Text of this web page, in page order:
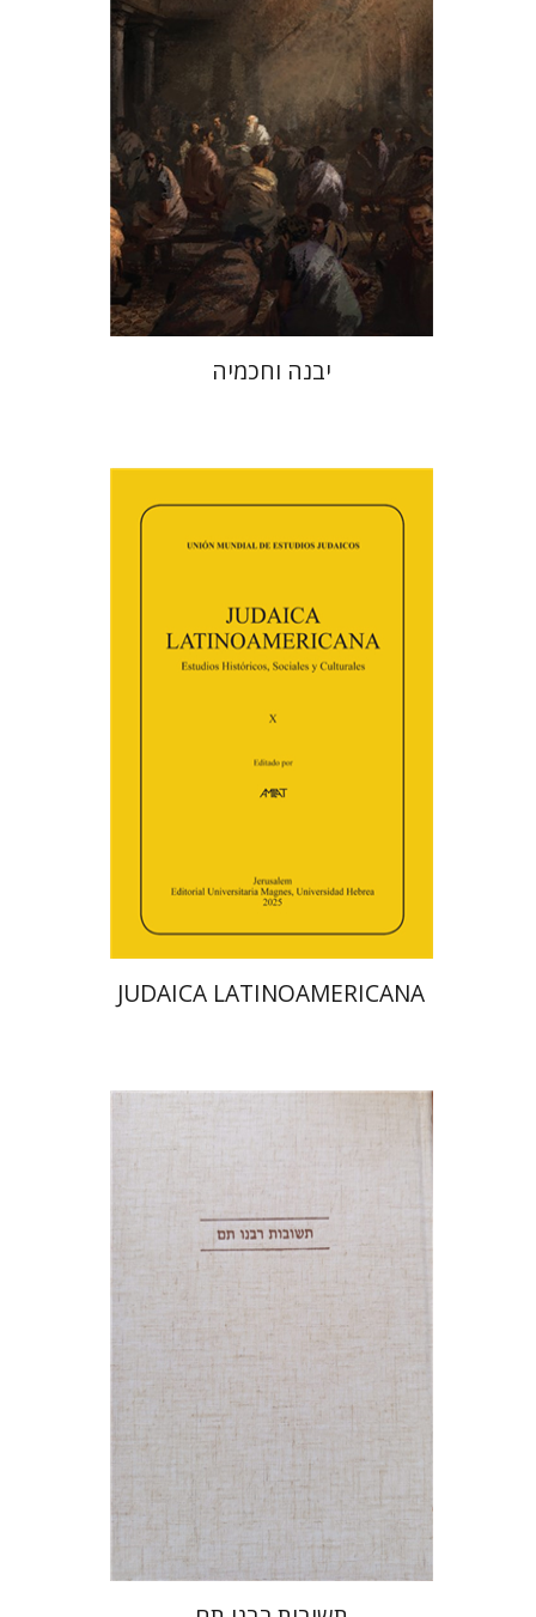
הנחת אתר ספר מודפס
$46
$41
יבנה וחכמיה
פלורינדה פ. גולדברג.
פולט
קרשונוביץ שוסטר
דבי רויטמן אפרים זדוף
$53
$48
JUDAICA LATINOAMERICANA
הנחת אתר ספר מודפס
$45